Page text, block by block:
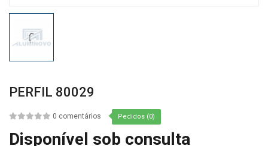
PERFIL 80029
0 comentários Pedidos (0)
Disponível sob consulta